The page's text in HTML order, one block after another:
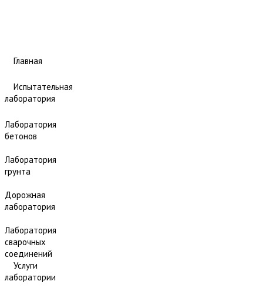
Главная
Испытательная
лаборатория
Лаборатория
бетонов
Лаборатория
грунта
Дорожная
лаборатория
Лаборатория
сварочных
соединений
Услуги
лаборатории